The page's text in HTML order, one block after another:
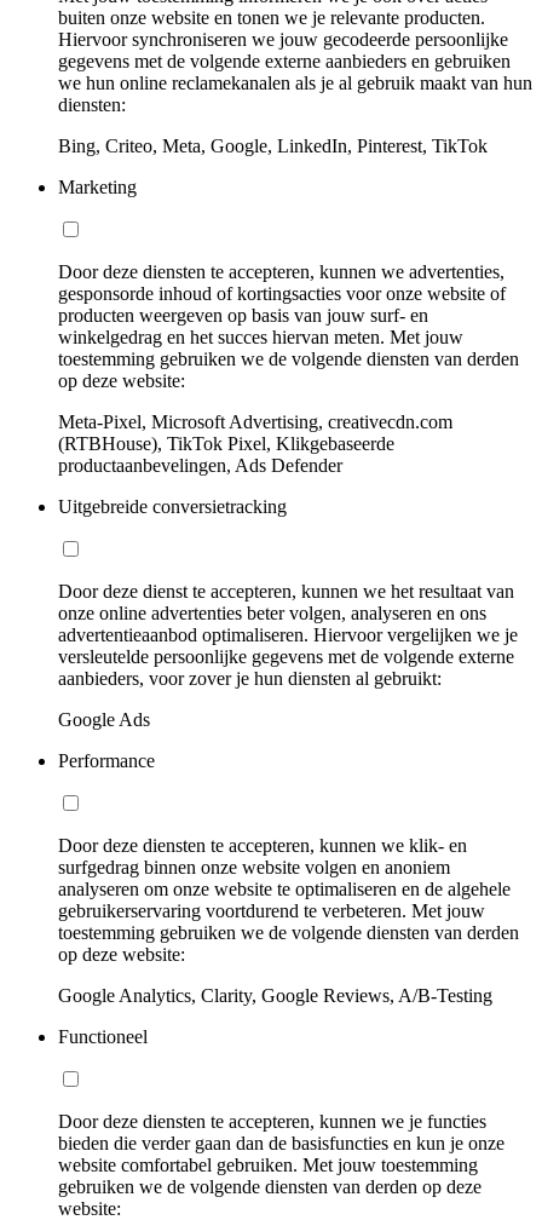
buiten onze website en tonen we je relevante producten.
Hiervoor synchroniseren we jouw gecodeerde persoonlijke
gegevens met de volgende externe aanbieders en gebruiken
we hun online reclamekanalen als je al gebruik maakt van hun
diensten:
Bing, Criteo, Meta, Google, LinkedIn, Pinterest, TikTok
Marketing
Door deze diensten te accepteren, kunnen we advertenties,
gesponsorde inhoud of kortingsacties voor onze website of
producten weergeven op basis van jouw surf- en
winkelgedrag en het succes hiervan meten. Met jouw
toestemming gebruiken we de volgende diensten van derden
op deze website:
Meta-Pixel, Microsoft Advertising, creativecdn.com
(RTBHouse), TikTok Pixel, Klikgebaseerde
productaanbevelingen, Ads Defender
Uitgebreide conversietracking
Door deze dienst te accepteren, kunnen we het resultaat van
onze online advertenties beter volgen, analyseren en ons
advertentieaanbod optimaliseren. Hiervoor vergelijken we je
versleutelde persoonlijke gegevens met de volgende externe
aanbieders, voor zover je hun diensten al gebruikt:
Google Ads
Performance
Door deze diensten te accepteren, kunnen we klik- en
surfgedrag binnen onze website volgen en anoniem
analyseren om onze website te optimaliseren en de algehele
gebruikerservaring voortdurend te verbeteren. Met jouw
toestemming gebruiken we de volgende diensten van derden
op deze website:
Google Analytics, Clarity, Google Reviews, A/B-Testing
Functioneel
Door deze diensten te accepteren, kunnen we je functies
bieden die verder gaan dan de basisfuncties en kun je onze
website comfortabel gebruiken. Met jouw toestemming
gebruiken we de volgende diensten van derden op deze
website: